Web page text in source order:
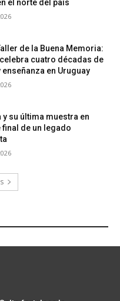
el norte del país
de la Buena Memoria:
cuatro décadas de
en Uruguay
y su última muestra en
final de un legado